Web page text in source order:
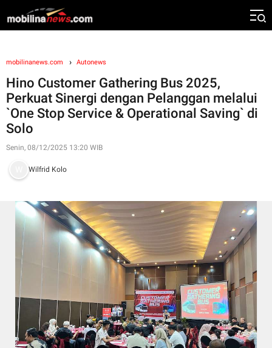
mobilinanews.com Autonews
Hino Customer Gathering Bus 2025,
Perkuat Sinergi dengan Pelanggan melalui
`One Stop Service & Operational Saving` di
Solo
Senin, 08/12/2025 13:20 WIB
Wilfrid Kolo